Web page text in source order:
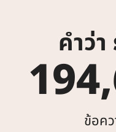
คำว่า
ข้อค